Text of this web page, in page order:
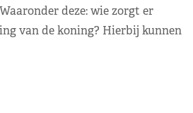
deze: wie zorgt er
van de koning? Hierbij kunnen